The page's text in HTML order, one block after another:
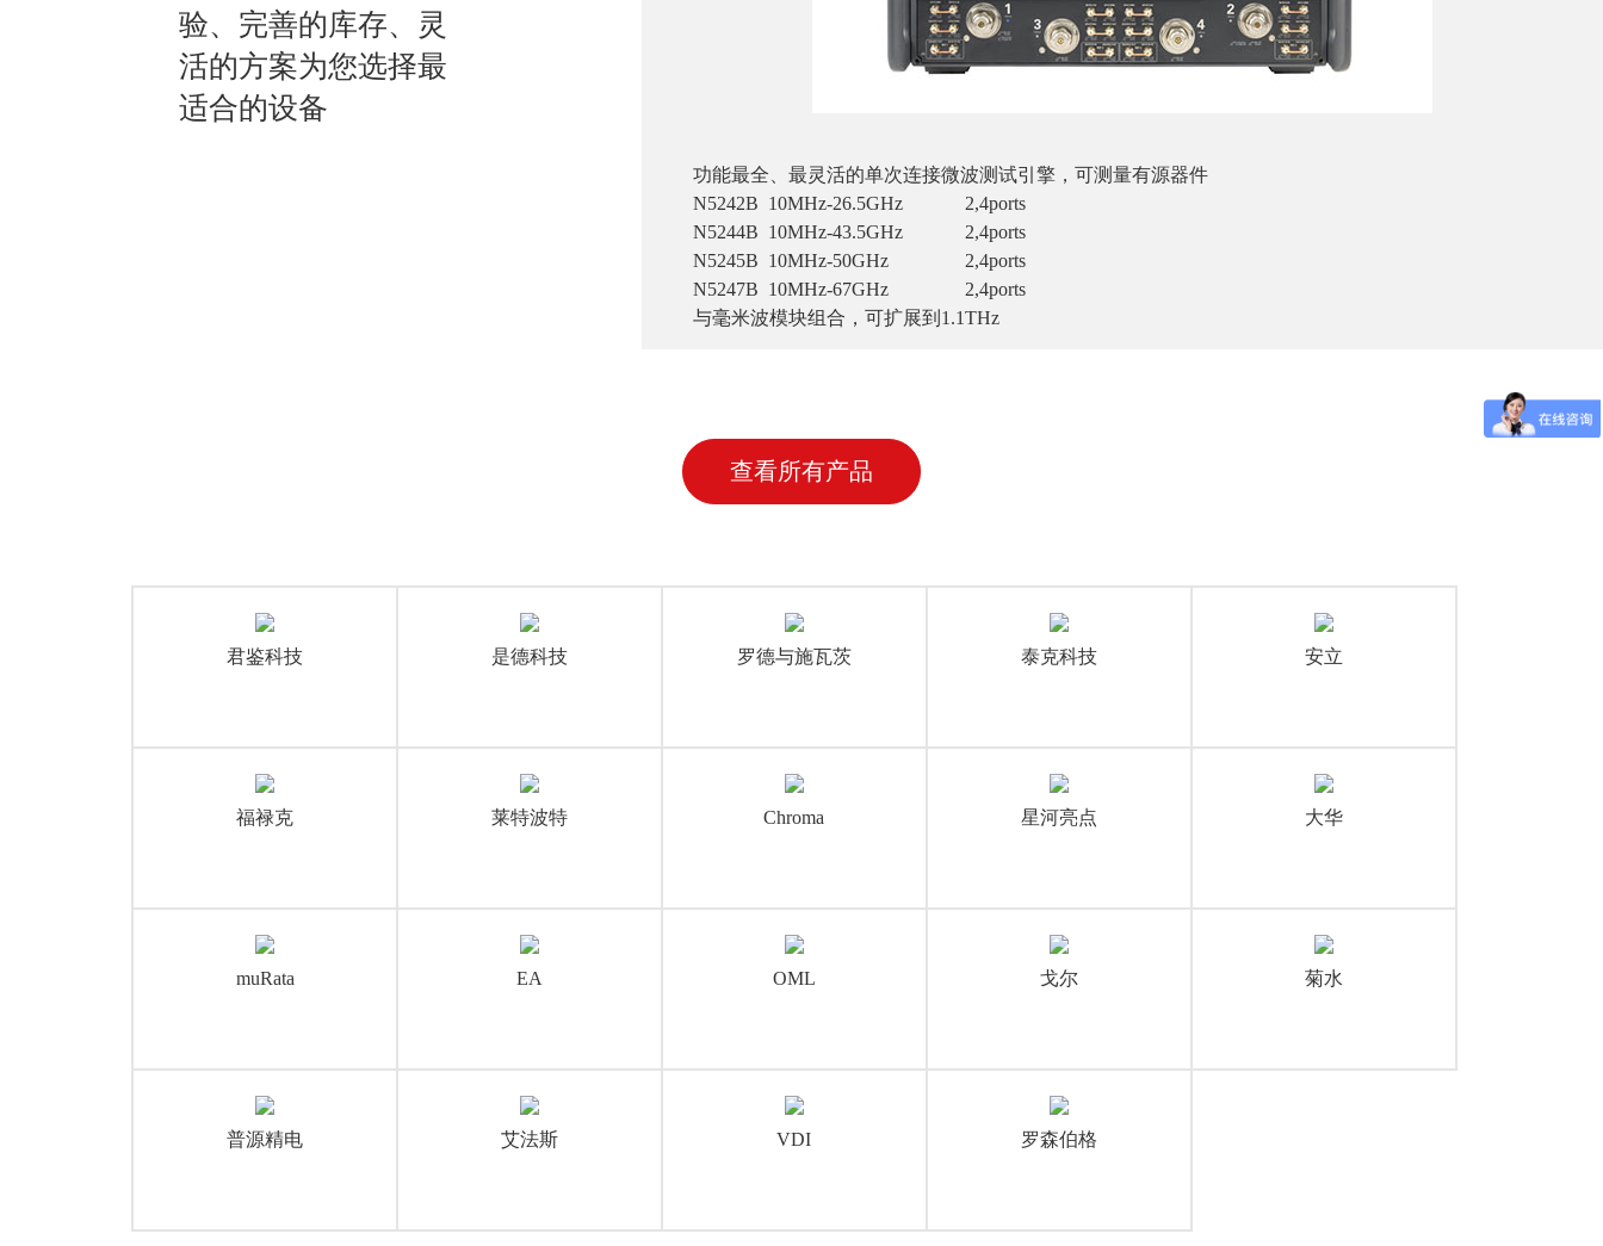
验、完善的库存、灵
活的方案为您选择最
适合的设备
测试：110 GHz 时垂直噪声小于 1
功能最全、最灵活的单次连接微波测试引擎，可测量有源器件
N5242B 10MHz-26.5GHz 2,4ports
N5244B 10MHz-43.5GHz 2,4ports
N5245B 10MHz-50GHz 2,4ports
N5247B 10MHz-67GHz 2,4ports
与毫米波模块组合，可扩展到1.1THz
查看所有产品
君鉴科技 是德科技 罗德与施瓦茨 泰克科技 安立
福禄克 莱特波特 Chroma 星河亮点 大华
muRata EA OML 戈尔 菊水
普源精电 艾法斯 VDI 罗森伯格